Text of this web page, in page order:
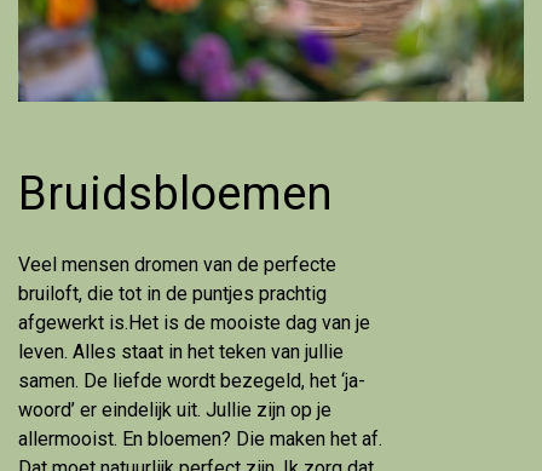
Bruidsbloemen
Veel mensen dromen van de perfecte
bruiloft, die tot in de puntjes prachtig
afgewerkt is.Het is de mooiste dag van je
leven. Alles staat in het teken van jullie
samen. De liefde wordt bezegeld, het ‘ja-
woord’ er eindelijk uit. Jullie zijn op je
allermooist. En bloemen? Die maken het af.